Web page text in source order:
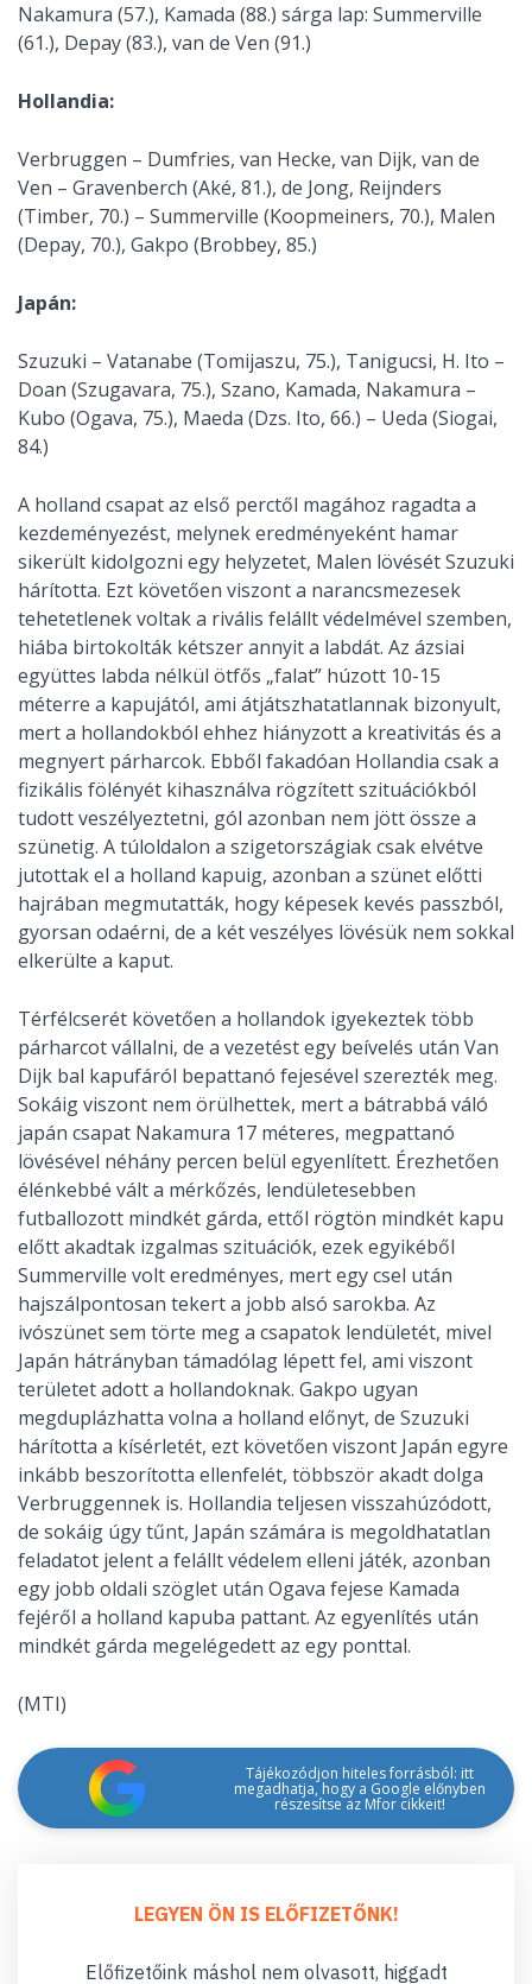
Nakamura (57.), Kamada (88.) sárga lap: Summerville
(61.), Depay (83.), van de Ven (91.)
Hollandia:
Verbruggen – Dumfries, van Hecke, van Dijk, van de
Ven – Gravenberch (Aké, 81.), de Jong, Reijnders
(Timber, 70.) – Summerville (Koopmeiners, 70.), Malen
(Depay, 70.), Gakpo (Brobbey, 85.)
Japán:
Szuzuki – Vatanabe (Tomijaszu, 75.), Tanigucsi, H. Ito –
Doan (Szugavara, 75.), Szano, Kamada, Nakamura –
Kubo (Ogava, 75.), Maeda (Dzs. Ito, 66.) – Ueda (Siogai,
84.)
A holland csapat az első perctől magához ragadta a
kezdeményezést, melynek eredményeként hamar
sikerült kidolgozni egy helyzetet, Malen lövését Szuzuki
hárította. Ezt követően viszont a narancsmezesek
tehetetlenek voltak a rivális felállt védelmével szemben,
hiába birtokolták kétszer annyit a labdát. Az ázsiai
együttes labda nélkül ötfős „falat” húzott 10-15
méterre a kapujától, ami átjátszhatatlannak bizonyult,
mert a hollandokból ehhez hiányzott a kreativitás és a
megnyert párharcok. Ebből fakadóan Hollandia csak a
fizikális fölényét kihasználva rögzített szituációkból
tudott veszélyeztetni, gól azonban nem jött össze a
szünetig. A túloldalon a szigetországiak csak elvétve
jutottak el a holland kapuig, azonban a szünet előtti
hajrában megmutatták, hogy képesek kevés passzból,
gyorsan odaérni, de a két veszélyes lövésük nem sokkal
elkerülte a kaput.
Térfélcserét követően a hollandok igyekeztek több
párharcot vállalni, de a vezetést egy beívelés után Van
Dijk bal kapufáról bepattanó fejesével szerezték meg.
Sokáig viszont nem örülhettek, mert a bátrabbá váló
japán csapat Nakamura 17 méteres, megpattanó
lövésével néhány percen belül egyenlített. Érezhetően
élénkebbé vált a mérkőzés, lendületesebben
futballozott mindkét gárda, ettől rögtön mindkét kapu
előtt akadtak izgalmas szituációk, ezek egyikéből
Summerville volt eredményes, mert egy csel után
hajszálpontosan tekert a jobb alsó sarokba. Az
ivószünet sem törte meg a csapatok lendületét, mivel
Japán hátrányban támadólag lépett fel, ami viszont
területet adott a hollandoknak. Gakpo ugyan
megduplázhatta volna a holland előnyt, de Szuzuki
hárította a kísérletét, ezt követően viszont Japán egyre
inkább beszorította ellenfelét, többször akadt dolga
Verbruggennek is. Hollandia teljesen visszahúzódott,
de sokáig úgy tűnt, Japán számára is megoldhatatlan
feladatot jelent a felállt védelem elleni játék, azonban
egy jobb oldali szöglet után Ogava fejese Kamada
fejéről a holland kapuba pattant. Az egyenlítés után
mindkét gárda megelégedett az egy ponttal.
(MTI)
Tájékozódjon hiteles forrásból: itt
megadhatja, hogy a Google előnyben
részesítse az Mfor cikkeit!
LEGYEN ÖN IS ELŐFIZETŐNK!
Előfizetőink máshol nem olvasott, higgadt